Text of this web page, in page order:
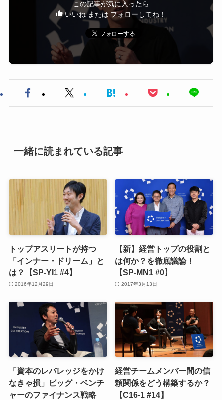
この記事が気に入ったら
いいね または フォローしてね！
一緒に読まれている記事
トップアスリートが持つ
「インナー・ドリーム」と
は？【SP-YI1 #4】
2016年12月29日
【新】経営トップの役割と
は何か？を徹底議論！
【SP-MN1 #0】
2017年3月13日
「資本のレバレッジをかけ
なきゃ損」ビッグ・ベンチ
ャーのファイナンス戦略
経営チームメンバー間の信
頼関係をどう構築するか？
【C16-1 #14】